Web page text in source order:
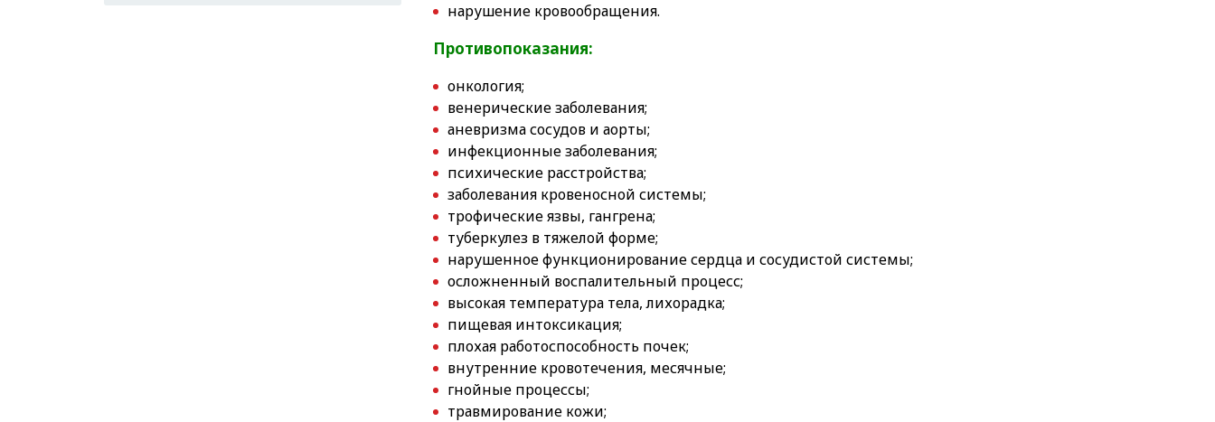
нарушение кровообращения.
Противопоказания:
онкология;
венерические заболевания;
аневризма сосудов и аорты;
инфекционные заболевания;
психические расстройства;
заболевания кровеносной системы;
трофические язвы, гангрена;
туберкулез в тяжелой форме;
нарушенное функционирование сердца и сосудистой системы;
осложненный воспалительный процесс;
высокая температура тела, лихорадка;
пищевая интоксикация;
плохая работоспособность почек;
внутренние кровотечения, месячные;
гнойные процессы;
травмирование кожи;